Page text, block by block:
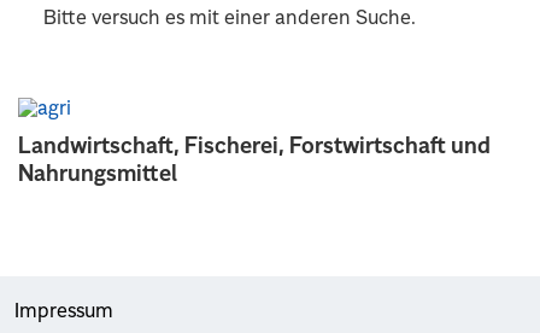
Landwirtschaft, Fischerei, Forstwirtschaft und
Nahrungsmittel
Bitte versuch es mit einer anderen Suche.
Impressum